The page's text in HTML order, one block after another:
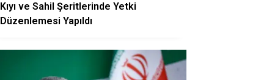
Kıyı ve Sahil Şeritlerinde Yetki
Düzenlemesi Yapıldı